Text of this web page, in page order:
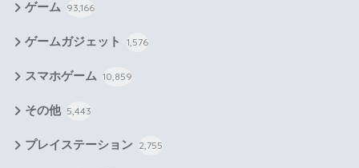
ゲーム 93,166
ゲームガジェット 1,576
スマホゲーム 10,859
その他 5,443
プレイステーション 2,755